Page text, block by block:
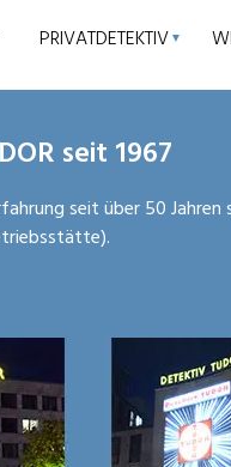
PRIVATDETEKTIV ▼
seit 1967
seit über 50 Jahren